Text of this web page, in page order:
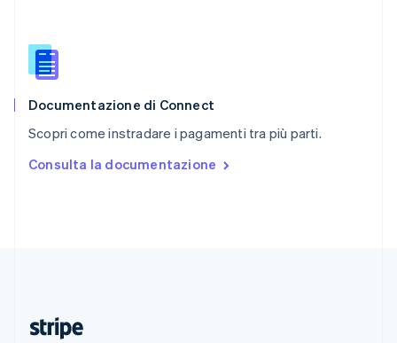
Documentazione di Connect
Scopri come instradare i pagamenti tra più parti.
Consulta la documentazione
Slovacchia
English
Slovenia
English Italiano
EspañolEnglish
English Español简体中文